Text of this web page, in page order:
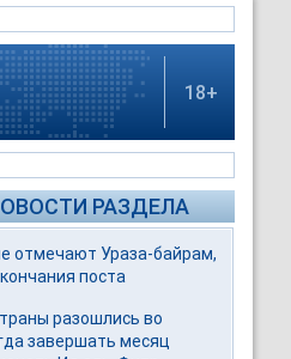
18+
РАЗДЕЛА
отмечают Ураза-байрам,
поста
разошлись во
завершать месяц